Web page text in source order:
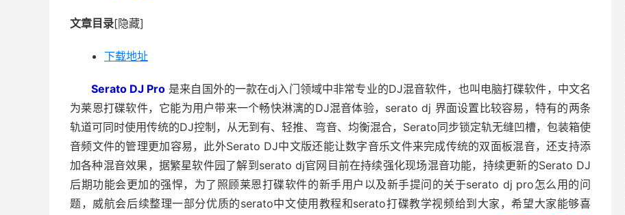
文章目录[隐藏]
下载地址
Serato DJ Pro 是来自国外的一款在dj入门领域中非常专业的DJ混音软件，也叫电脑打碟软件，中文名
为莱恩打碟软件，它能为用户带来一个畅快淋漓的DJ混音体验，serato dj 界面设置比较容易，特有的两条
轨道可同时使用传统的DJ控制，从无到有、轻推、弯音、均衡混合，Serato同步锁定轨无缝凹槽，包装箱使
音频文件的管理更加容易，此外Serato DJ中文版还能让数字音乐文件来完成传统的双面板混音，还支持添
加各种混音效果，据繁星软件园了解到serato dj官网目前在持续强化现场混音功能，持续更新的Serato DJ
后期功能会更加的强悍，为了照顾莱恩打碟软件的新手用户以及新手提问的关于serato dj pro怎么用的问
题，威航会后续整理一部分优质的serato中文使用教程和serato打碟教学视频给到大家，希望大家能够喜